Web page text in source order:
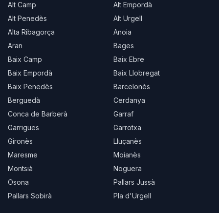
Alt Camp
Alt Empordà
Alt Penedès
Alt Urgell
Alta Ribagorça
Anoia
Aran
Bages
Baix Camp
Baix Ebre
Baix Empordà
Baix Llobregat
Baix Penedès
Barcelonès
Berguedà
Cerdanya
Conca de Barberà
Garraf
Garrigues
Garrotxa
Gironès
Lluçanès
Maresme
Moianès
Montsià
Noguera
Osona
Pallars Jussà
Pallars Sobirà
Pla d'Urgell